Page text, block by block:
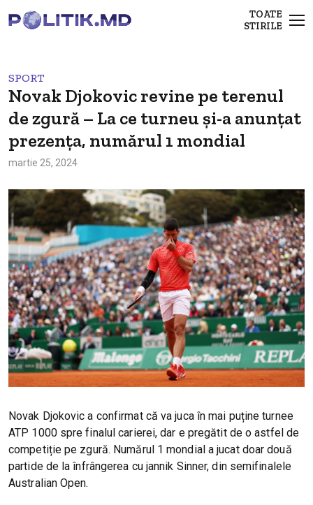
TOATE
STIRILE
SPORT
Novak Djokovic revine pe terenul
de zgură – La ce turneu și-a anunțat
prezența, numărul 1 mondial
martie 25, 2024
Novak Djokovic a confirmat că va juca în mai puține turnee
ATP 1000 spre finalul carierei, dar e pregătit de o astfel de
competiție pe zgură. Numărul 1 mondial a jucat doar două
partide de la înfrângerea cu jannik Sinner, din semifinalele
Australian Open.